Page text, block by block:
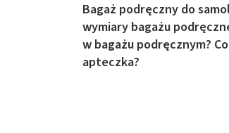
Bagaż podręczny do
wymiary bagażu
w bagażu podręcznym?
apteczka?